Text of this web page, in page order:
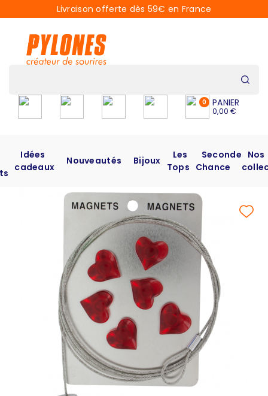
Livraison offerte dès 59€ en France
0 PANIER
0,00 €
Idées
cadeaux
Nouveautés Bijoux
Les
Tops
Seconde
Chance
Nos